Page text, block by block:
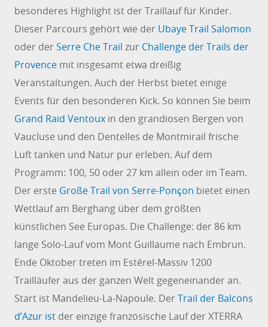
besonderes Highlight ist der Traillauf für Kinder.
Dieser Parcours gehört wie der Ubaye Trail Salomon
oder derSerre Che Trail zur Challenge der Trails der
Provence mit insgesamt etwa dreißig
Veranstaltungen. Auch der Herbst bietet einige
Events für den besonderen Kick. So können Sie beim
Grand Raid Ventoux in den grandiosen Bergen von
Vaucluse und den Dentelles de Montmirail frische
Luft tanken und Natur pur erleben. Auf dem
Programm: 100, 50 oder 27 km allein oder im Team.
Der erste Große Trail von Serre-Ponçon bietet einen
Wettlauf am Berghang über dem größten
künstlichen See Europas. Die Challenge: der 86 km
lange Solo-Lauf vom Mont Guillaume nach Embrun.
Ende Oktober treten im Estérel-Massiv 1200
Trailläufer aus der ganzen Welt gegeneinander an.
Start ist Mandelieu-La-Napoule. DerTrail der Balcons
d’Azur ist der einzige französische Lauf der XTERRA